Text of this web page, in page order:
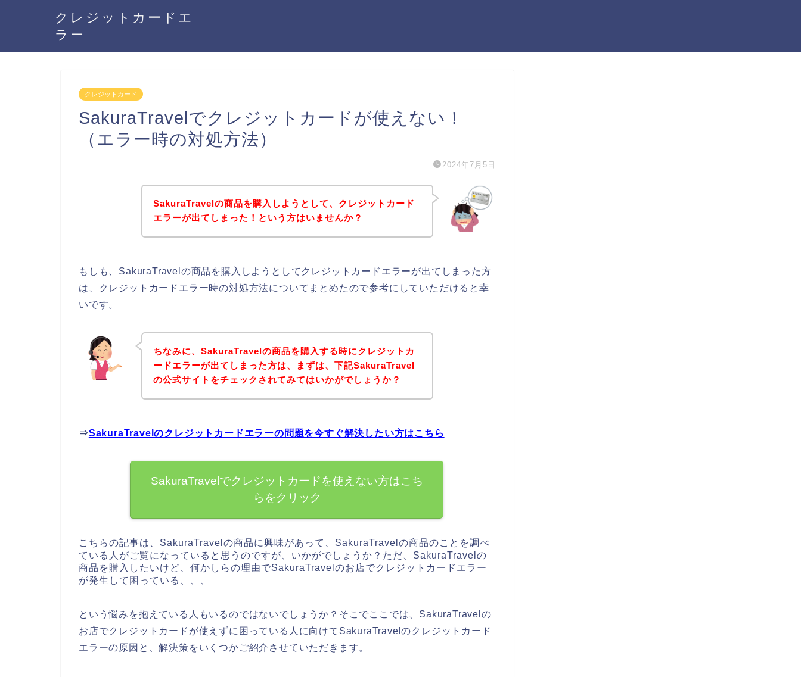
クレジットカードエ
ラー
クレジットカード
SakuraTravelでクレジットカードが使えない！
（エラー時の対処方法）
2024年7月5日
SakuraTravelの商品を購入しようとして、クレジットカード
エラーが出てしまった！という方はいませんか？
もしも、SakuraTravelの商品を購入しようとしてクレジットカードエラーが出てしまった方
は、クレジットカードエラー時の対処方法についてまとめたので参考にしていただけると幸
いです。
ちなみに、SakuraTravelの商品を購入する時にクレジットカ
ードエラーが出てしまった方は、まずは、下記SakuraTravel
の公式サイトをチェックされてみてはいかがでしょうか？
⇒SakuraTravelのクレジットカードエラーの問題を今すぐ解決したい方はこちら
SakuraTravelでクレジットカードを使えない方はこち
らをクリック
こちらの記事は、SakuraTravelの商品に興味があって、SakuraTravelの商品のことを調べ
ている人がご覧になっていると思うのですが、いかがでしょうか？ただ、SakuraTravelの
商品を購入したいけど、何かしらの理由でSakuraTravelのお店でクレジットカードエラー
が発生して困っている、、、
という悩みを抱えている人もいるのではないでしょうか？そこでここでは、SakuraTravelの
お店でクレジットカードが使えずに困っている人に向けてSakuraTravelのクレジットカード
エラーの原因と、解決策をいくつかご紹介させていただきます。